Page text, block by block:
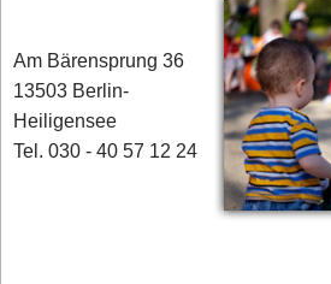
Am Bärensprung 36
13503 Berlin-
Heiligensee
Tel. 030 - 40 57 12 24